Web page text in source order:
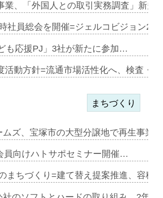
業、「外国人との取引実務調査」新規
社員総会を開催=ジェルコビジョン
も応援PJ」3社が新たに参加…
活動方針=流通市場活性化へ、検査・
まちづくり
ムズ、宝塚市の大型分譲地で再生事業
員向けハトサポセミナー開催…
まちづくり=建て替え提案推進、容積